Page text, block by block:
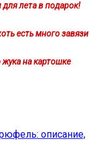
лета в подарок!
есть много завязи
на картошке
описание,